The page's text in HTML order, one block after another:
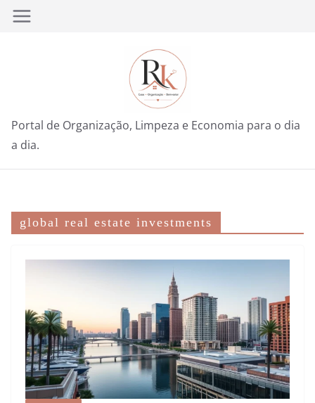
Pular
Portal de Organização, Limpeza e Economia para o dia
a dia.
global real estate investments